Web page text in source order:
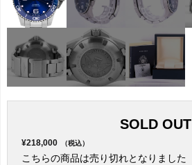
SOLD OUT
¥218,000 （税込）
こちらの商品は売り切れとなりました